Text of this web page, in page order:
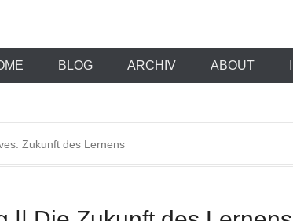
BLOG ARCHIV ABOUT
Zukunft des Lernens